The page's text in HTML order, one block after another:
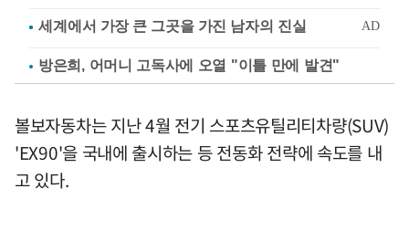
방은희, 어머니 고독사에 오열 "이틀 만에 발견"
볼보자동차는 지난 4월 전기 스포츠유틸리티차량(SUV)
'EX90'을 국내에 출시하는 등 전동화 전략에 속도를 내
고 있다.